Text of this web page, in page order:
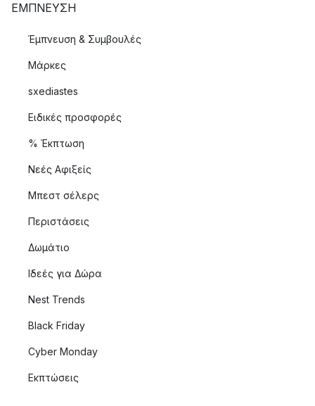
ΈΜΠΝΕΥΣΗ
Έμπνευση & Συμβουλές
Μάρκες
sxediastes
Ειδικές προσφορές
% Έκπτωση
Νεές Αφιξείς
Μπεστ σέλερς
Περιστάσεις
Δωμάτιο
Ιδεές για Δώρα
Nest Trends
Black Friday
Cyber Monday
Εκπτώσεις